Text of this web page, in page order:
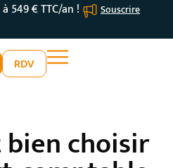
549 € TTC/an ! Souscrire
RDV
choisir